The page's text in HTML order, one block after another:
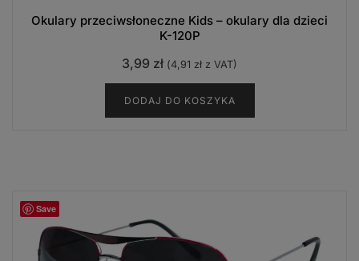
Okulary przeciwsłoneczne Kids – okulary dla dzieci
K-120P
3,99 zł (4,91 zł z VAT)
DODAJ DO KOSZYKA
Save